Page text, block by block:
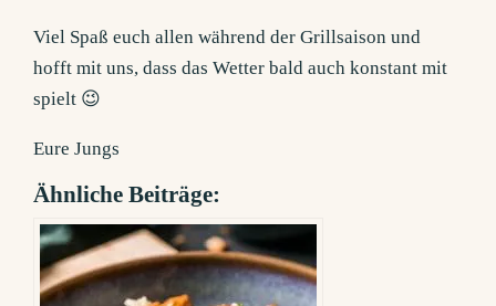
Viel Spaß euch allen während der Grillsaison und
hofft mit uns, dass das Wetter bald auch konstant mit
spielt 😉
Eure Jungs
Ähnliche Beiträge: